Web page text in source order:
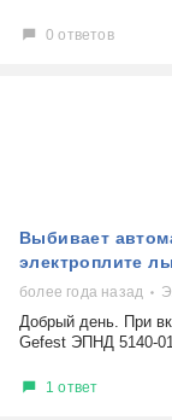
0 ответов
Выбивает
электроплите
более года назад
Добрый день. При
Gefest ЭПНД 5140-
1 ответ